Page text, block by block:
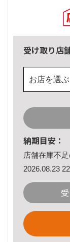
受け取り店
お店を選ぶ
納期目安：
店舗在庫不
2026.08.23